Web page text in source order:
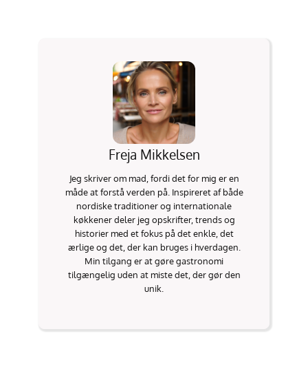
Freja Mikkelsen
Jeg skriver om mad, fordi det for mig er en
måde at forstå verden på. Inspireret af både
nordiske traditioner og internationale
køkkener deler jeg opskrifter, trends og
historier med et fokus på det enkle, det
ærlige og det, der kan bruges i hverdagen.
Min tilgang er at gøre gastronomi
tilgængelig uden at miste det, der gør den
unik.